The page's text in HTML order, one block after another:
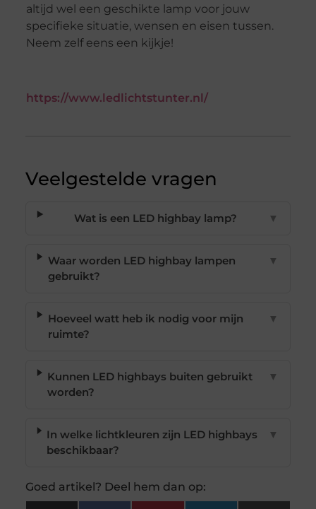
altijd wel een geschikte lamp voor jouw
specifieke situatie, wensen en eisen tussen.
Neem zelf eens een kijkje!
https://www.ledlichtstunter.nl/
Veelgestelde vragen
Wat is een LED highbay lamp? ▼
Waar worden LED highbay lampen
gebruikt?
▼
Hoeveel watt heb ik nodig voor mijn
ruimte?
▼
Kunnen LED highbays buiten gebruikt
worden?
▼
In welke lichtkleuren zijn LED highbays
beschikbaar?
▼
Goed artikel? Deel hem dan op: